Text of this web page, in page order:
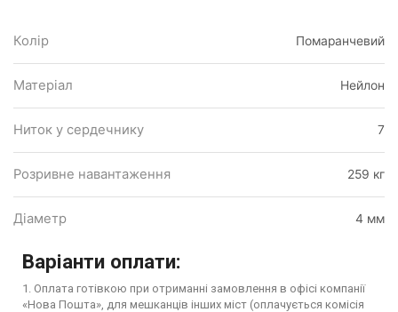
Колір Помаранчевий
Матеріал Нейлон
Ниток у сердечнику 7
Розривне навантаження 259 кг
Діаметр 4 мм
Варіанти оплати:
1. Оплата готівкою при отриманні замовлення в офісі компанії
«Нова Пошта», для мешканців інших міст (оплачується комісія